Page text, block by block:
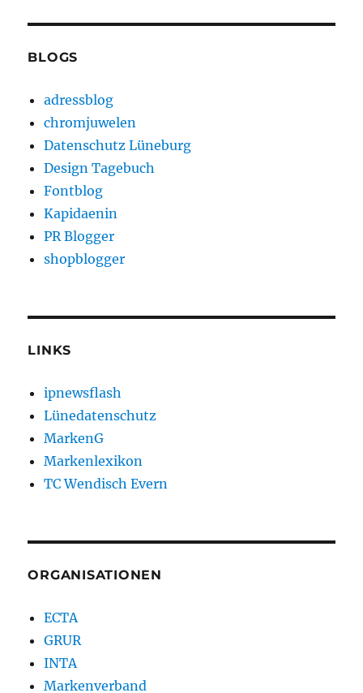
BLOGS
adressblog
chromjuwelen
Datenschutz Lüneburg
Design Tagebuch
Fontblog
Kapidaenin
PR Blogger
shopblogger
LINKS
ipnewsflash
Lünedatenschutz
MarkenG
Markenlexikon
TC Wendisch Evern
ORGANISATIONEN
ECTA
GRUR
INTA
Markenverband